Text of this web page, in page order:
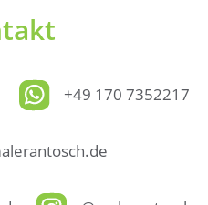
+49 170 7352217